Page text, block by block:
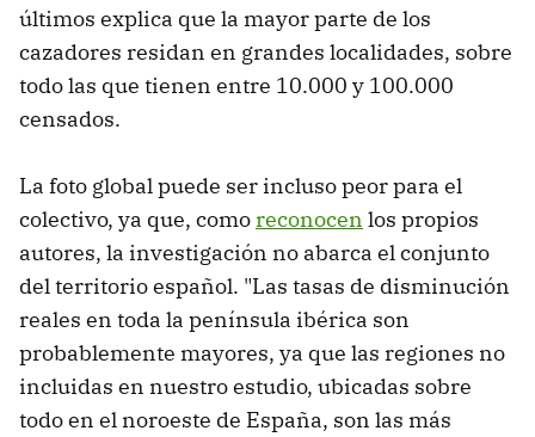
últimos explica que la mayor parte de los
cazadores residan en grandes localidades, sobre
todo las que tienen entre 10.000 y 100.000
censados.
La foto global puede ser incluso peor para el
colectivo, ya que, comoreconocen los propios
autores, la investigación no abarca el conjunto
del territorio español. "Las tasas de disminución
reales en toda la península ibérica son
probablemente mayores, ya que las regiones no
incluidas en nuestro estudio, ubicadas sobre
todo en el noroeste de España, son las más